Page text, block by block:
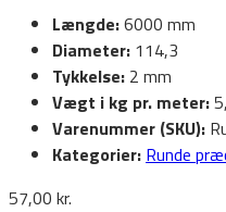
Længde:6000 mm
Diameter: 114,3
Tykkelse: 2 mm
Vægt i kg pr. meter:
Varenummer (SKU):
Kategorier: Runde
57,00 kr.